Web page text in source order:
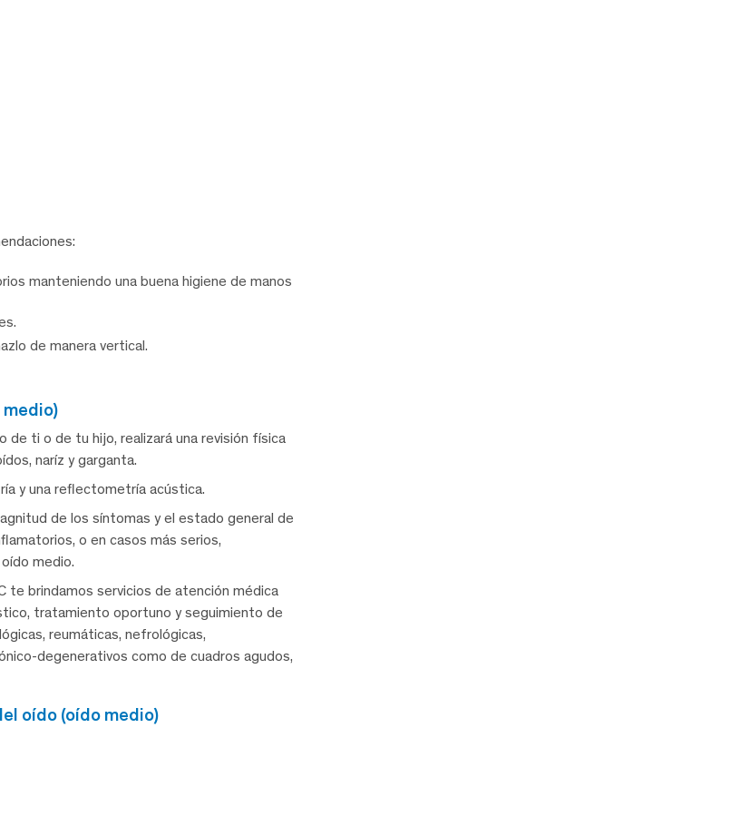
manteniendo una buena higiene de manos
de manera vertical.
de ti o de tu hijo, realizará una revisión física
naríz y garganta.
y una reflectometría acústica.
de los síntomas y el estado general de
o en casos más serios,
medio.
te brindamos servicios de atención médica
tratamiento oportuno y seguimiento de
reumáticas, nefrológicas,
degenerativos como de cuadros agudos,
oído (oído medio)